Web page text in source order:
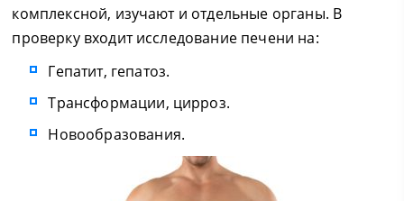
комплексной, изучают и отдельные органы. В
проверку входит исследование печени на:
Гепатит, гепатоз.
Трансформации, цирроз.
Новообразования.